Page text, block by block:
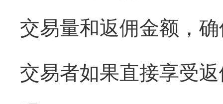
交易量和返佣金额，
交易者如果直接享受